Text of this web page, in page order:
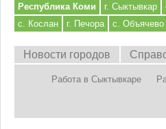
Республика Коми г. Сыктывкар
с. Кослан
г. Печора с. Объячево
Новости городов
Работа в Сыктывкаре